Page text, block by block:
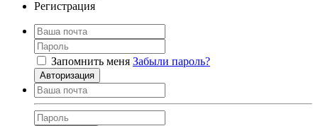
Регистрация
Запомнить меня Забыли пароль?
Авторизация